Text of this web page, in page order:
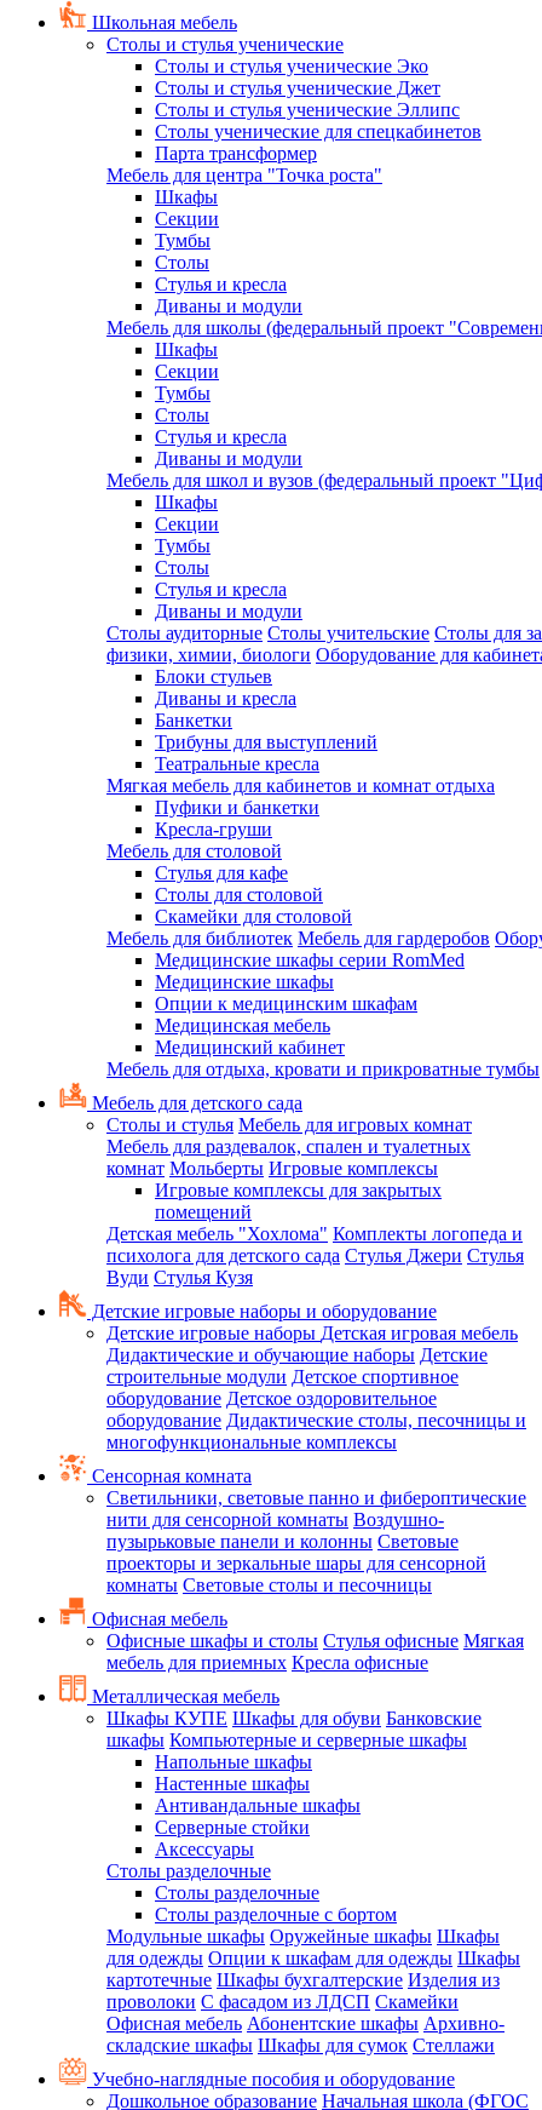
Школьная мебель
Столы и стулья ученические
Столы и стулья ученические Эко
Столы и стулья ученические Джет
Столы и стулья ученические Эллипс
Столы ученические для спецкабинетов
Парта трансформер
Мебель для центра "Точка роста"
Шкафы
Секции
Тумбы
Столы
Стулья и кресла
Диваны и модули
Мебель для школы (федеральный проект
Шкафы
Секции
Тумбы
Столы
Стулья и кресла
Диваны и модули
Мебель для школ и вузов (федеральный проект
Шкафы
Секции
Тумбы
Столы
Стулья и кресла
Диваны и модули
Столы аудиторные Столы учительские Столы для
физики, химии, биологи Оборудование для
Блоки стульев
Диваны и кресла
Банкетки
Трибуны для выступлений
Театральные кресла
Мягкая мебель для кабинетов и комнат отдыха
Пуфики и банкетки
Кресла-груши
Мебель для столовой
Cтулья для кафе
Cтолы для столовой
Скамейки для столовой
Мебель для библиотек Мебель для гардеробов
Медицинские шкафы серии RomMed
Медицинские шкафы
Опции к медицинским шкафам
Медицинская мебель
Медицинский кабинет
Мебель для отдыха, кровати и прикроватные тумбы
Мебель для детского сада
Столы и стулья Мебель для игровых комнат
Мебель для раздевалок, спален и туалетных
комнат Мольберты Игровые комплексы
Игровые комплексы для закрытых
помещений
Детская мебель "Хохлома" Комплекты логопеда и
психолога для детского сада Стулья Джери Стулья
Вуди Стулья Кузя
Детские игровые наборы и оборудование
Детские игровые наборы Детская игровая мебель
Дидактические и обучающие наборы Детские
строительные модули Детское спортивное
оборудование Детское оздоровительное
оборудование Дидактические столы, песочницы и
многофункциональные комплексы
Сенсорная комната
Светильники, световые панно и фибероптические
нити для сенсорной комнаты Воздушно-
пузырьковые панели и колонны Световые
проекторы и зеркальные шары для сенсорной
комнаты Световые столы и песочницы
Офисная мебель
Офисные шкафы и столы Стулья офисные Мягкая
мебель для приемных Кресла офисные
Металлическая мебель
Шкафы КУПЕ Шкафы для обуви Банковские
шкафы Компьютерные и серверные шкафы
Напольные шкафы
Настенные шкафы
Антивандальные шкафы
Серверные стойки
Аксессуары
Столы разделочные
Столы разделочные
Столы разделочные с бортом
Модульные шкафы Оружейные шкафы Шкафы
для одежды Опции к шкафам для одежды Шкафы
картотечные Шкафы бухгалтерские Изделия из
проволоки С фасадом из ЛДСП Скамейки
Офисная мебель Абонентские шкафы Архивно-
складские шкафы Шкафы для сумок Стеллажи
Учебно-наглядные пособия и оборудование
Дошкольное образование Начальная школа (ФГОС